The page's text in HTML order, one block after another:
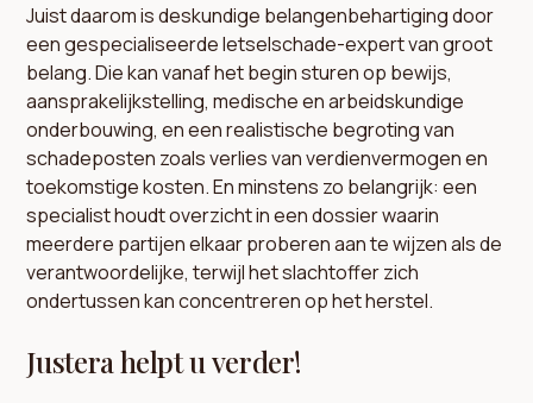
Juist daarom is deskundige belangenbehartiging door
een gespecialiseerde letselschade-expert van groot
belang. Die kan vanaf het begin sturen op bewijs,
aansprakelijkstelling, medische en arbeidskundige
onderbouwing, en een realistische begroting van
schadeposten zoals verlies van verdienvermogen en
toekomstige kosten. En minstens zo belangrijk: een
specialist houdt overzicht in een dossier waarin
meerdere partijen elkaar proberen aan te wijzen als de
verantwoordelijke, terwijl het slachtoffer zich
ondertussen kan concentreren op het herstel.
Justera helpt u verder!